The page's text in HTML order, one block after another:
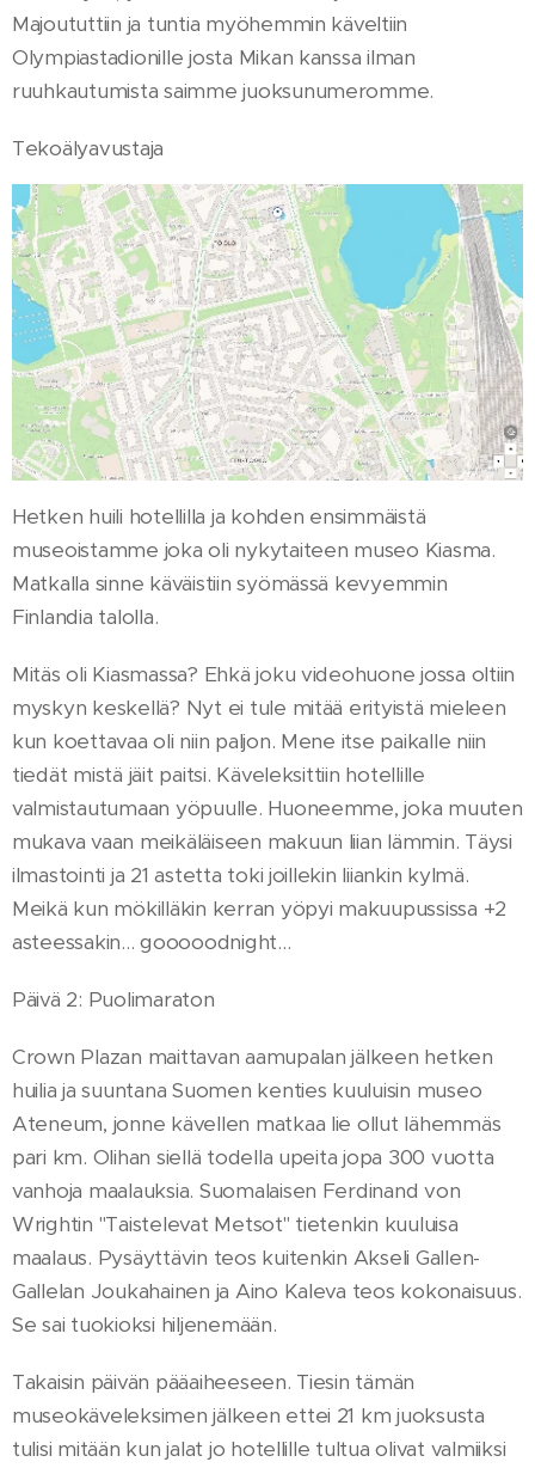
Majoututtiin ja tuntia myöhemmin käveltiin
Olympiastadionille josta Mikan kanssa ilman
ruuhkautumista saimme juoksunumeromme.
Tekoälyavustaja
Hetken huili hotellilla ja kohden ensimmäistä
museoistamme joka oli nykytaiteen museo Kiasma.
Matkalla sinne käväistiin syömässä kevyemmin
Finlandia talolla.
Mitäs oli Kiasmassa? Ehkä joku videohuone jossa oltiin
myskyn keskellä? Nyt ei tule mitää erityistä mieleen
kun koettavaa oli niin paljon. Mene itse paikalle niin
tiedät mistä jäit paitsi. Käveleksittiin hotellille
valmistautumaan yöpuulle. Huoneemme, joka muuten
mukava vaan meikäläiseen makuun liian lämmin. Täysi
ilmastointi ja 21 astetta toki joillekin liiankin kylmä.
Meikä kun mökilläkin kerran yöpyi makuupussissa +2
asteessakin... gooooodnight...
Päivä 2: Puolimaraton
Crown Plazan maittavan aamupalan jälkeen hetken
huilia ja suuntana Suomen kenties kuuluisin museo
Ateneum, jonne kävellen matkaa lie ollut lähemmäs
pari km. Olihan siellä todella upeita jopa 300 vuotta
vanhoja maalauksia. Suomalaisen Ferdinand von
Wrightin "Taistelevat Metsot" tietenkin kuuluisa
maalaus. Pysäyttävin teos kuitenkin Akseli Gallen-
Gallelan Joukahainen ja Aino Kaleva teos kokonaisuus.
Se sai tuokioksi hiljenemään.
Takaisin päivän pääaiheeseen. Tiesin tämän
museokäveleksimen jälkeen ettei 21 km juoksusta
tulisi mitään kun jalat jo hotellille tultua olivat valmiiksi